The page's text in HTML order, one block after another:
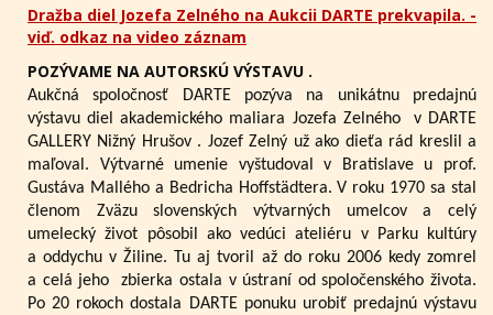
Dražba diel Jozefa Zelného na Aukcii DARTE prekvapila. -
viď. odkaz na video záznam
POZÝVAME NA AUTORSKÚ VÝSTAVU .
Aukčná spoločnosť DARTE pozýva na unikátnu predajnú
výstavu diel akademického maliara Jozefa Zelného
v DARTE
GALLERY Nižný Hrušov . Jozef Zelný už ako dieťa rád kreslil a
maľoval. Výtvarné umenie vyštudoval v Bratislave u prof.
Gustáva Mallého a Bedricha Hoffstädtera. V roku 1970 sa stal
členom Zväzu slovenských výtvarných umelcov a celý
umelecký život pôsobil ako vedúci ateliéru v Parku kultúry
a oddychu v Žiline. Tu aj tvoril až do roku 2006 kedy zomrel
a celá jeho zbierka ostala v ústraní od spoločenského života.
Po 20 rokoch dostala DARTE ponuku urobiť predajnú výstavu